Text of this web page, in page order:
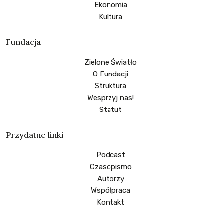
Ekonomia
Kultura
Fundacja
Zielone Światło
O Fundacji
Struktura
Wesprzyj nas!
Statut
Przydatne linki
Podcast
Czasopismo
Autorzy
Współpraca
Kontakt